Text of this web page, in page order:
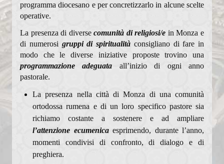
programma diocesano e per concretizzarlo in alcune scelte
operative.
La presenza di diversecomunità di religiosi/e in Monza e
di numerosi gruppi di spiritualità consigliano di fare in
modo che le diverse iniziative proposte trovino una
programmazione adeguata all’inizio di ogni anno
pastorale.
La presenza nella città di Monza di una comunità
ortodossa rumena e di un loro specifico pastore sia
richiamo costante a sostenere e ad ampliare
l’attenzione ecumenicaesprimendo, durante l’anno,
momenti condivisi di confronto, di dialogo e di
preghiera.